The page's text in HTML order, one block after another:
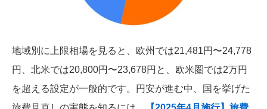
地域別に上限相場を見ると、欧州では21,481円〜24,778
円、北米では20,800円〜23,678円と、欧米圏では2万円
を超える設定が一般的です。円安が進む中、国を挙げた